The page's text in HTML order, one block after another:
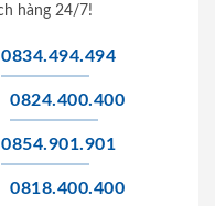
hàng 24/7!
0834.494.494
0824.400.400
0854.901.901
0818.400.400